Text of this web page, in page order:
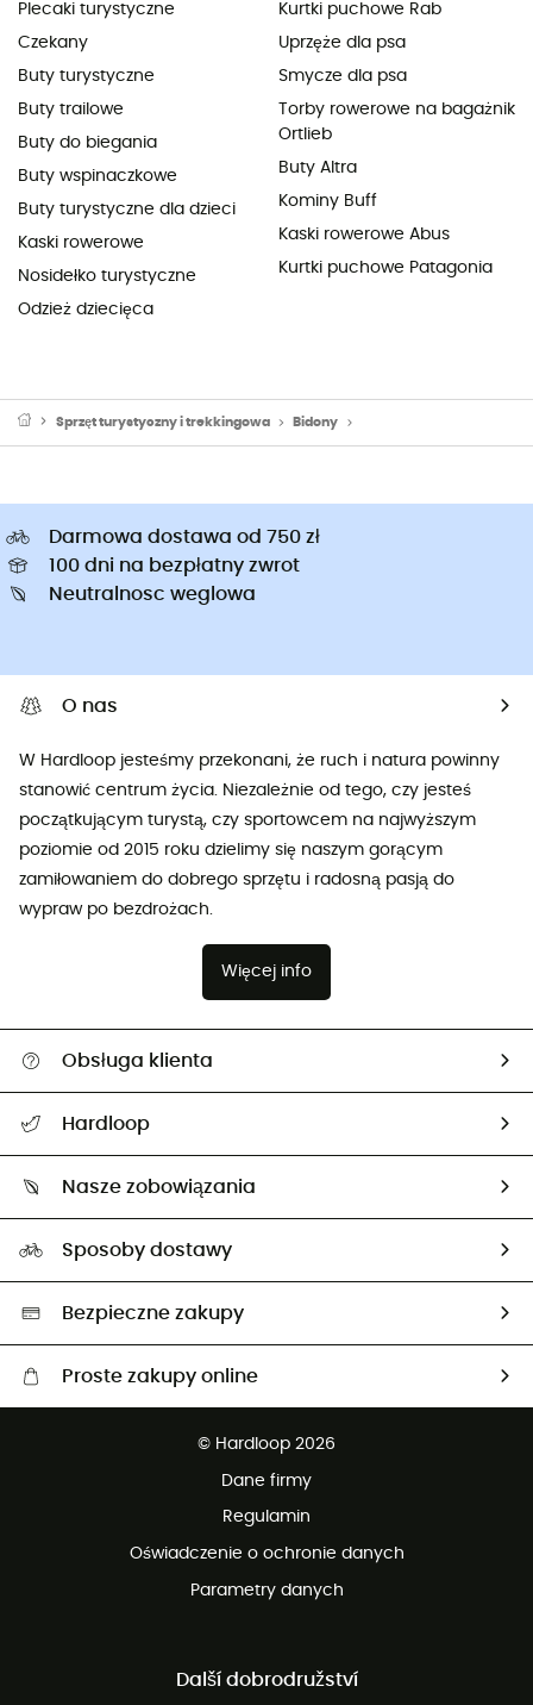
Plecaki turystyczne
Czekany
Buty turystyczne
Buty trailowe
Buty do biegania
Buty wspinaczkowe
Buty turystyczne dla dzieci
Kaski rowerowe
Nosidełko turystyczne
Odzież dziecięca
Kurtki puchowe Rab
Uprzęże dla psa
Smycze dla psa
Torby rowerowe na bagażnik
Ortlieb
Buty Altra
Kominy Buff
Kaski rowerowe Abus
Kurtki puchowe Patagonia
Sprzęt turystyczny i trekkingowa Bidony
Darmowa dostawa od 750 zł
100 dni na bezpłatny zwrot
Neutralnosc weglowa
O nas
W Hardloop jesteśmy przekonani, że ruch i natura powinny
stanowić centrum życia. Niezależnie od tego, czy jesteś
początkującym turystą, czy sportowcem na najwyższym
poziomie od 2015 roku dzielimy się naszym gorącym
zamiłowaniem do dobrego sprzętu i radosną pasją do
wypraw po bezdrożach.
Więcej info
Obsługa klienta
Śledzenie przesyłki
Zwrot artykułów i zwrot środków
Hardloop
Nasze zobowiązania
Neutralność węglowa
Wybrane produkty eko
Sposoby dostawy
Bezpieczne zakupy
Proste zakupy online
© Hardloop 2026
Dane firmy
Regulamin
Oświadczenie o ochronie danych
Parametry danych
Další dobrodružství